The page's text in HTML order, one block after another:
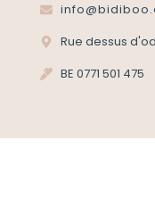
Rue dessus
BE 0771 501 475